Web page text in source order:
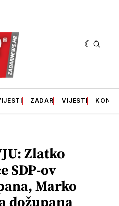
ZADAR VIJESTI
Zlatko
SDP-ov
Marko
dožupana